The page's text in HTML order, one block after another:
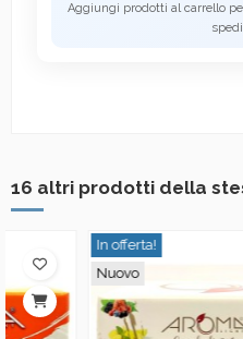
Aggiungi prodotti al carrello
16 altri prodotti della